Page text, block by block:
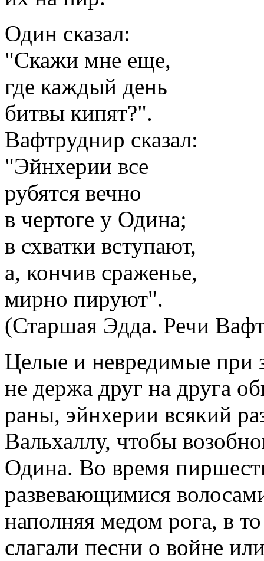
Один сказал:
"Скажи мне еще,
где каждый день
битвы кипят?".
Вафтруднир сказал:
"Эйнхерии все
рубятся вечно
в чертоге у Одина;
в схватки вступают,
а, кончив сраженье,
мирно пируют".
(Старшая Эдда. Речи
Целые и невредимые при
не держа друг на друга
раны, эйнхерии всякий
Вальхаллу, чтобы
Одина. Во время
развевающимися
наполняя медом рога, в
слагали песни о войне